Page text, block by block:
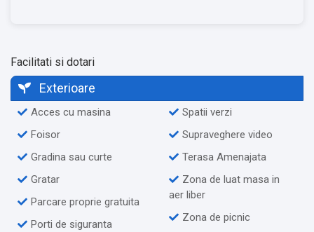
Facilitati si dotari
Exterioare
Acces cu masina
Foisor
Gradina sau curte
Gratar
Parcare proprie gratuita
Porti de siguranta
Spatii verzi
Supraveghere video
Terasa Amenajata
Zona de luat masa in
aer liber
Zona de picnic